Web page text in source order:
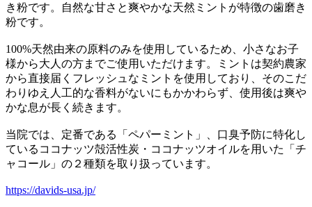
き粉です。自然な甘さと爽やかな天然ミントが特徴の歯磨き
粉です。
100%天然由来の原料のみを使用しているため、小さなお子
様から大人の方までご使用いただけます。ミントは契約農家
から直接届くフレッシュなミントを使用しており、そのこだ
わりゆえ人工的な香料がないにもかかわらず、使用後は爽や
かな息が長く続きます。
当院では、定番である「ペパーミント」、口臭予防に特化し
ているココナッツ殻活性炭・ココナッツオイルを用いた「チ
ャコール」の２種類を取り扱っています。
https://davids-usa.jp/